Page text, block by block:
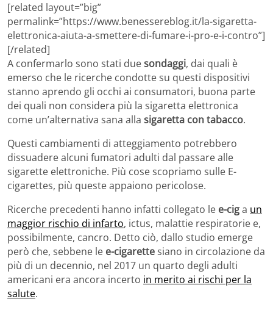
[related layout=”big”
permalink=”https://www.benessereblog.it/la-sigaretta-
elettronica-aiuta-a-smettere-di-fumare-i-pro-e-i-contro”]
[/related]
A confermarlo sono stati duesondaggi, dai quali è
emerso che le ricerche condotte su questi dispositivi
stanno aprendo gli occhi ai consumatori, buona parte
dei quali non considera più la sigaretta elettronica
come un’alternativa sana alla sigaretta con tabacco.
Questi cambiamenti di atteggiamento potrebbero
dissuadere alcuni fumatori adulti dal passare alle
sigarette elettroniche. Più cose scopriamo sulle E-
cigarettes, più queste appaiono pericolose.
Ricerche precedenti hanno infatti collegato le e-ciga un
maggior rischio di infarto, ictus, malattie respiratorie e,
possibilmente, cancro. Detto ciò, dallo studio emerge
però che, sebbene le e-cigarettesiano in circolazione da
più di un decennio, nel 2017 un quarto degli adulti
americani era ancora incerto in merito ai rischi per la
salute.